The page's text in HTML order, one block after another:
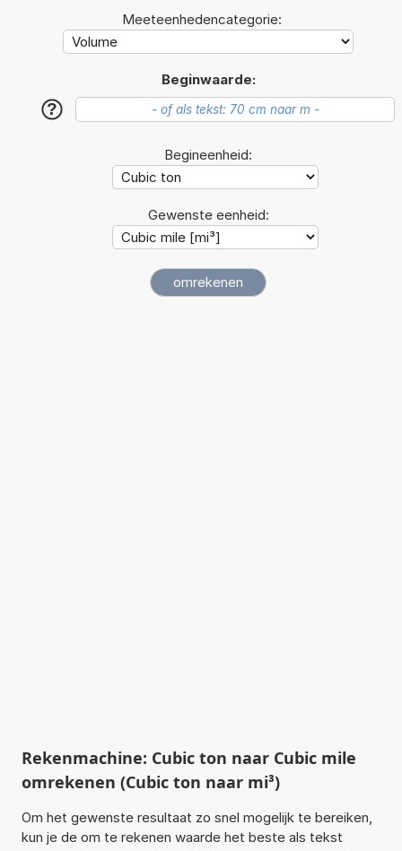
Meeteenhedencategorie:
Beginwaarde:
?
Begineenheid:
Gewenste eenheid:
Rekenmachine: Cubic ton naar Cubic mile
omrekenen (Cubic ton naar mi³)
Om het gewenste resultaat zo snel mogelijk te bereiken,
kun je de om te rekenen waarde het beste als tekst